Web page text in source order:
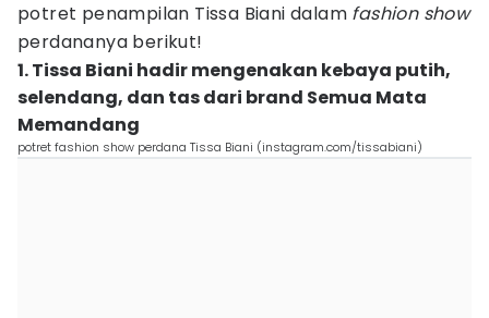
potret penampilan Tissa Biani dalam fashion show
perdananya berikut!
1. Tissa Biani hadir mengenakan kebaya putih,
selendang, dan tas dari brand Semua Mata
Memandang
potret fashion show perdana Tissa Biani (instagram.com/tissabiani)